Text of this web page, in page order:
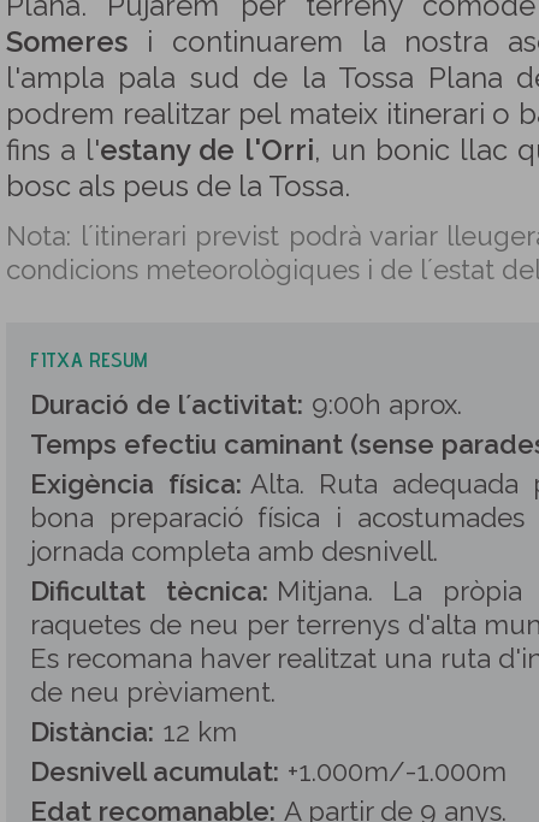
Someres i continuarem la nostra
l'ampla pala sud de la Tossa Plana
podrem realitzar pel mateix itinerari o
fins a l'estany de l'Orri, un bonic llac
bosc als peus de la Tossa.
Nota: l´itinerari previst podrà variar
condicions meteorològiques i de l´estat
FITXA RESUM
Duració de l´activitat: 9:00h aprox.
Temps efectiu caminant (sense
Exigència física: Alta. Ruta adequada
bona preparació física i
jornada completa amb desnivell.
Dificultat tècnica: Mitjana. La
raquetes de neu per terrenys d'alta
Es recomana haver realitzat una ruta
de neu prèviament.
Distància: 12 km
Desnivell acumulat: +1.000m/-1.000m
Edat recomanable: A partir de 9 anys.